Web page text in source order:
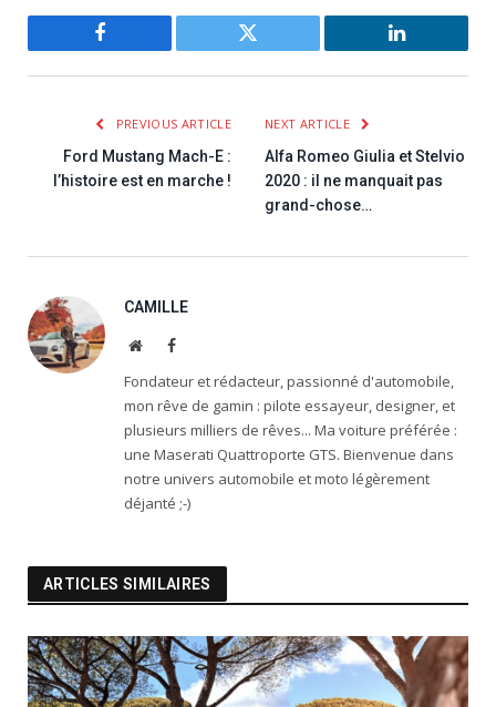
Facebook Twitter LinkedIn
PREVIOUS ARTICLE
Ford Mustang Mach-E :
l’histoire est en marche !
NEXT ARTICLE
Alfa Romeo Giulia et Stelvio
2020 : il ne manquait pas
grand-chose…
CAMILLE
WebsiteFacebook
Fondateur et rédacteur, passionné d'automobile,
mon rêve de gamin : pilote essayeur, designer, et
plusieurs milliers de rêves... Ma voiture préférée :
une Maserati Quattroporte GTS. Bienvenue dans
notre univers automobile et moto légèrement
déjanté ;-)
ARTICLES SIMILAIRES